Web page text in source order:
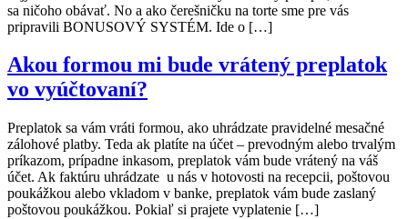
sa ničoho obávať. No a ako čerešničku na torte sme pre vás
pripravili BONUSOVÝ SYSTÉM. Ide o […]
Akou formou mi bude vrátený preplatok
vo vyúčtovaní?
Preplatok sa vám vráti formou, ako uhrádzate pravidelné mesačné
zálohové platby. Teda ak platíte na účet – prevodným alebo trvalým
príkazom, prípadne inkasom, preplatok vám bude vrátený na váš
účet. Ak faktúru uhrádzate u nás v hotovosti na recepcii, poštovou
poukážkou alebo vkladom v banke, preplatok vám bude zaslaný
poštovou poukážkou. Pokiaľ si prajete vyplatenie […]